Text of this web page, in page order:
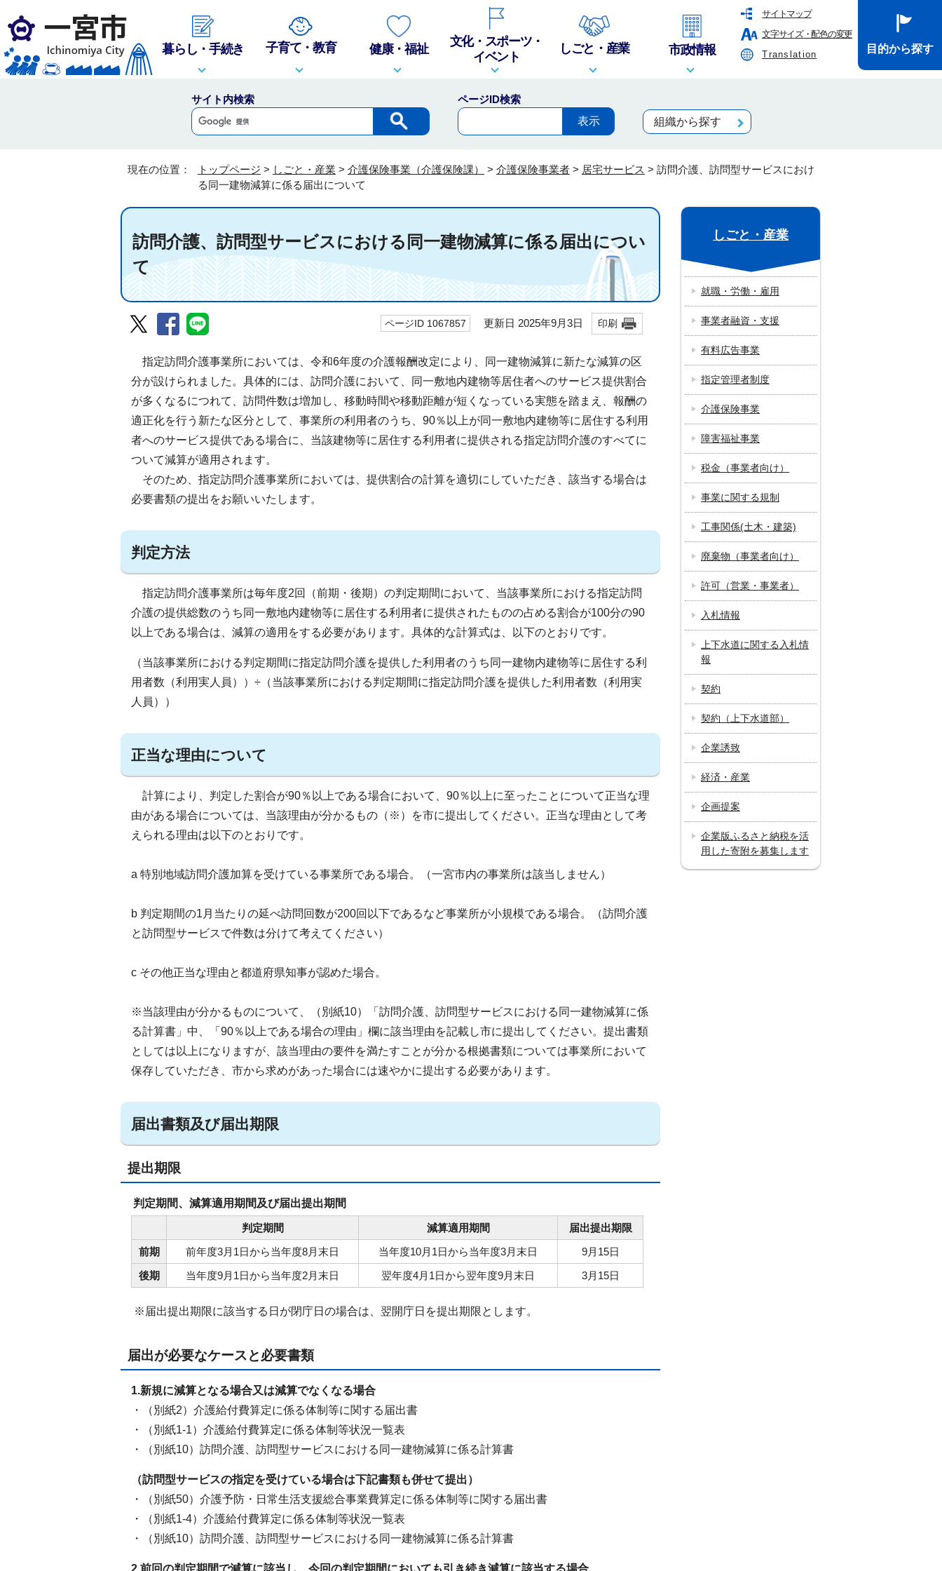
サイトマップ
文字サイズ・配色の変更
Translation
暮らし・手続き 子育て・教育 健康・福祉
文化・スポーツ・
イベント
しごと・産業 市政情報 目的から探す
サイト内検索
ページID検索
組織から探す
現在の位置： トップページ > しごと・産業 > 介護保険事業（介護保険課） > 介護保険事業者 > 居宅サービス > 訪問介護、訪問型サービスにおけ
る同一建物減算に係る届出について
訪問介護、訪問型サービスにおける同一建物減算に係る届出につい
て
ページID 1067857 更新日 2025年9月3日 印刷
指定訪問介護事業所においては、令和6年度の介護報酬改定により、同一建物減算に新たな減算の区
分が設けられました。具体的には、訪問介護において、同一敷地内建物等居住者へのサービス提供割合
が多くなるにつれて、訪問件数は増加し、移動時間や移動距離が短くなっている実態を踏まえ、報酬の
適正化を行う新たな区分として、事業所の利用者のうち、90％以上が同一敷地内建物等に居住する利用
者へのサービス提供である場合に、当該建物等に居住する利用者に提供される指定訪問介護のすべてに
ついて減算が適用されます。
そのため、指定訪問介護事業所においては、提供割合の計算を適切にしていただき、該当する場合は
必要書類の提出をお願いいたします。
判定方法
指定訪問介護事業所は毎年度2回（前期・後期）の判定期間において、当該事業所における指定訪問
介護の提供総数のうち同一敷地内建物等に居住する利用者に提供されたものの占める割合が100分の90
以上である場合は、減算の適用をする必要があります。具体的な計算式は、以下のとおりです。
（当該事業所における判定期間に指定訪問介護を提供した利用者のうち同一建物内建物等に居住する利
用者数（利用実人員））÷（当該事業所における判定期間に指定訪問介護を提供した利用者数（利用実
人員））
正当な理由について
計算により、判定した割合が90％以上である場合において、90％以上に至ったことについて正当な理
由がある場合については、当該理由が分かるもの（※）を市に提出してください。正当な理由として考
えられる理由は以下のとおりです。
a 特別地域訪問介護加算を受けている事業所である場合。（一宮市内の事業所は該当しません）
b 判定期間の1月当たりの延べ訪問回数が200回以下であるなど事業所が小規模である場合。（訪問介護
と訪問型サービスで件数は分けて考えてください）
c その他正当な理由と都道府県知事が認めた場合。
※当該理由が分かるものについて、（別紙10）「訪問介護、訪問型サービスにおける同一建物減算に係
る計算書」中、「90％以上である場合の理由」欄に該当理由を記載し市に提出してください。提出書類
としては以上になりますが、該当理由の要件を満たすことが分かる根拠書類については事業所において
保存していただき、市から求めがあった場合には速やかに提出する必要があります。
届出書類及び届出期限
提出期限
判定期間、減算適用期間及び届出提出期間
判定期間 減算適用期間
届出提出期限
前期
前年度3月1日から当年度8月末日 当年度10月1日から当年度3月末日
9月15日
後期
当年度9月1日から当年度2月末日 翌年度4月1日から翌年度9月末日 3月15日
※届出提出期限に該当する日が閉庁日の場合は、翌開庁日を提出期限とします。
届出が必要なケースと必要書類
1.新規に減算となる場合又は減算でなくなる場合
・（別紙2）介護給付費算定に係る体制等に関する届出書
・（別紙1-1）介護給付費算定に係る体制等状況一覧表
・（別紙10）訪問介護、訪問型サービスにおける同一建物減算に係る計算書
（訪問型サービスの指定を受けている場合は下記書類も併せて提出）
・（別紙50）介護予防・日常生活支援総合事業費算定に係る体制等に関する届出書
・（別紙1-4）介護給付費算定に係る体制等状況一覧表
・（別紙10）訪問介護、訪問型サービスにおける同一建物減算に係る計算書
2.前回の判定期間で減算に該当し、今回の判定期間においても引き続き減算に該当する場合
しごと・産業
就職・労働・雇用
事業者融資・支援
有料広告事業
指定管理者制度
介護保険事業
障害福祉事業
税金（事業者向け）
事業に関する規制
工事関係(土木・建築)
廃棄物（事業者向け）
許可（営業・事業者）
入札情報
上下水道に関する入札情
報
契約
契約（上下水道部）
企業誘致
経済・産業
企画提案
企業版ふるさと納税を活
用した寄附を募集します